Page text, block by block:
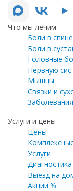
Что мы лечим
Боли в спине
Боли в
Головные
Нервную
Мышцы
Связки и
Заболевания
Услуги и цены
Цены
Услуги
Диагностика
Выезд на
Акции %